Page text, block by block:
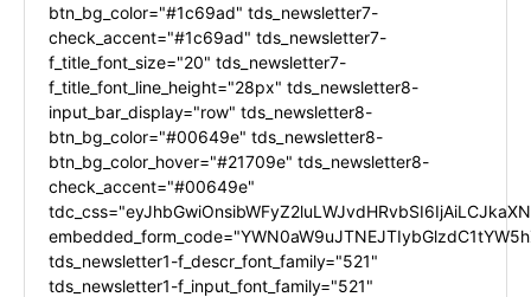
btn_bg_color="#1c69ad" tds_newsletter7-
check_accent="#1c69ad" tds_newsletter7-
f_title_font_size="20" tds_newsletter7-
f_title_font_line_height="28px" tds_newsletter8-
input_bar_display="row" tds_newsletter8-
btn_bg_color="#00649e" tds_newsletter8-
btn_bg_color_hover="#21709e" tds_newsletter8-
check_accent="#00649e"
tds_newsletter1-f_descr_font_family="521"
tds_newsletter1-f_input_font_family="521"